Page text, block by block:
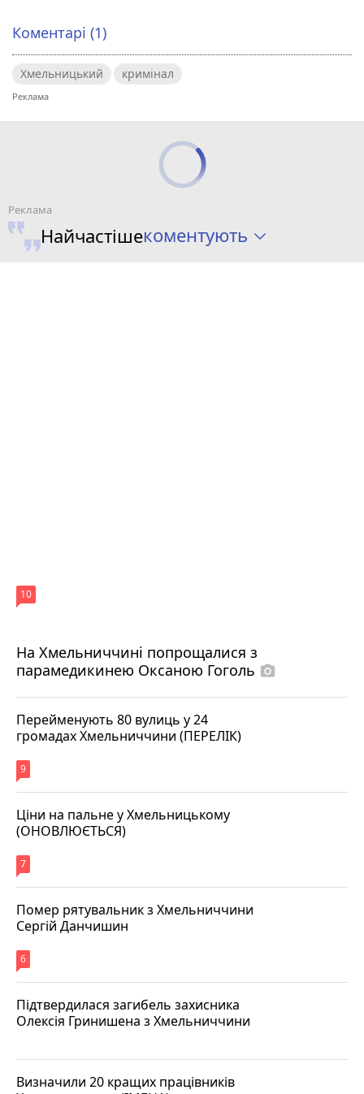
Коментарі (1)
Хмельницький кримінал
Найчастішекоментують
На Хмельниччині попрощалися з
парамедикинею Оксаною Гоголь photo_camera
10
Перейменують 80 вулиць у 24
громадах Хмельниччини (ПЕРЕЛІК)
9
Ціни на пальне у Хмельницькому
(ОНОВЛЮЄТЬСЯ)
7
Помер рятувальник з Хмельниччини
Сергій Данчишин
6
Підтвердилася загибель захисника
Олексія Гринишена з Хмельниччини
Визначили 20 кращих працівників